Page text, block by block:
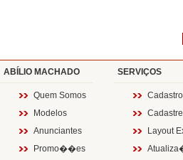
ABÍLIO MACHADO
Quem Somos
Modelos
Anunciantes
Promo��es
SERVIÇOS
Layout